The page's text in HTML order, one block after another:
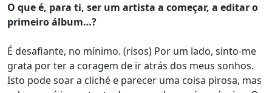
O que é, para ti, ser um artista a começar, a editar o
primeiro álbum…?
É desafiante, no mínimo. (risos) Por um lado, sinto-me
grata por ter a coragem de ir atrás dos meus sonhos.
Isto pode soar a cliché e parecer uma coisa pirosa, mas